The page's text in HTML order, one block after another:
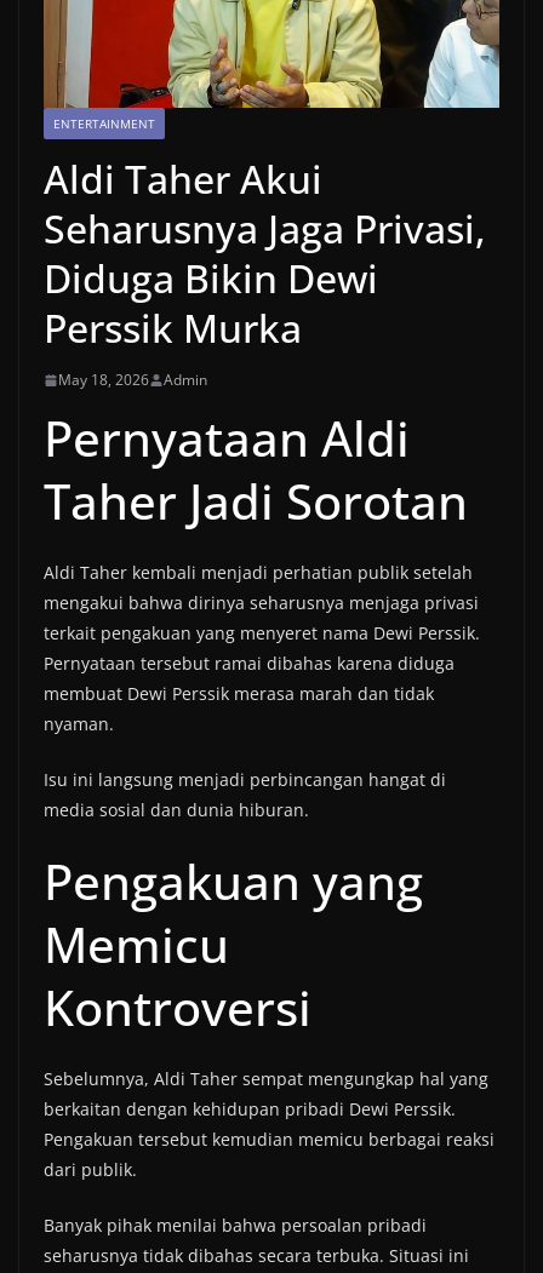
ENTERTAINMENT
Aldi Taher Akui
Seharusnya Jaga Privasi,
Diduga Bikin Dewi
Perssik Murka
May 18, 2026 Admin
Pernyataan Aldi
Taher Jadi Sorotan
Aldi Taher kembali menjadi perhatian publik setelah
mengakui bahwa dirinya seharusnya menjaga privasi
terkait pengakuan yang menyeret nama Dewi Perssik.
Pernyataan tersebut ramai dibahas karena diduga
membuat Dewi Perssik merasa marah dan tidak
nyaman.
Isu ini langsung menjadi perbincangan hangat di
media sosial dan dunia hiburan.
Pengakuan yang
Memicu
Kontroversi
Sebelumnya, Aldi Taher sempat mengungkap hal yang
berkaitan dengan kehidupan pribadi Dewi Perssik.
Pengakuan tersebut kemudian memicu berbagai reaksi
dari publik.
Banyak pihak menilai bahwa persoalan pribadi
seharusnya tidak dibahas secara terbuka. Situasi ini